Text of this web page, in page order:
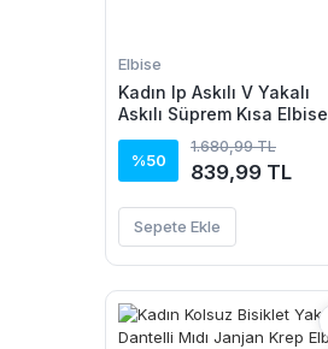
Elbise
Kadın Ip Askılı V Yakalı
Askılı Süprem Kısa Elbise
%50
1.680,99 TL
839,99 TL
Sepete Ekle